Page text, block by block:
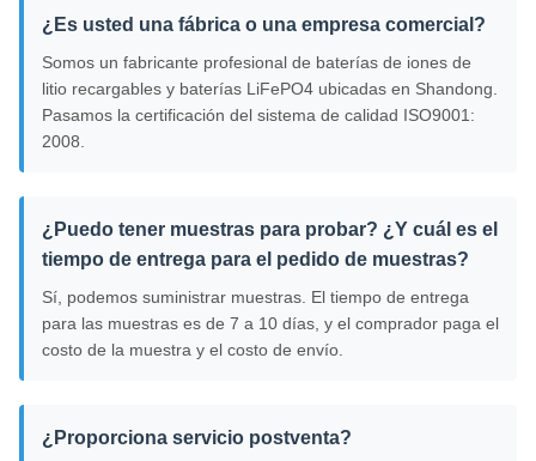
¿Es usted una fábrica o una empresa comercial?
Somos un fabricante profesional de baterías de iones de
litio recargables y baterías LiFePO4 ubicadas en Shandong.
Pasamos la certificación del sistema de calidad ISO9001:
2008.
¿Puedo tener muestras para probar? ¿Y cuál es el
tiempo de entrega para el pedido de muestras?
Sí, podemos suministrar muestras. El tiempo de entrega
para las muestras es de 7 a 10 días, y el comprador paga el
costo de la muestra y el costo de envío.
¿Proporciona servicio postventa?